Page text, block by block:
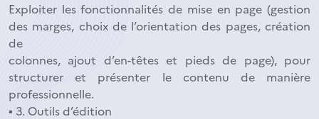
Exploiter les fonctionnalités de mise en page (gestion
des marges, choix de l’orientation des pages, création
de
colonnes, ajout d’en-têtes et pieds de page), pour
structurer et présenter le contenu de manière
professionnelle.
▪ 3. Outils d’édition